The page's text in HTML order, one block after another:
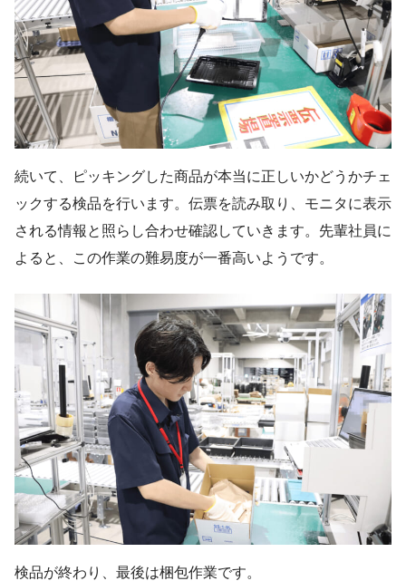
続いて、ピッキングした商品が本当に正しいかどうかチェ
ックする検品を行います。伝票を読み取り、モニタに表示
される情報と照らし合わせ確認していきます。先輩社員に
よると、この作業の難易度が一番高いようです。
検品が終わり、最後は梱包作業です。